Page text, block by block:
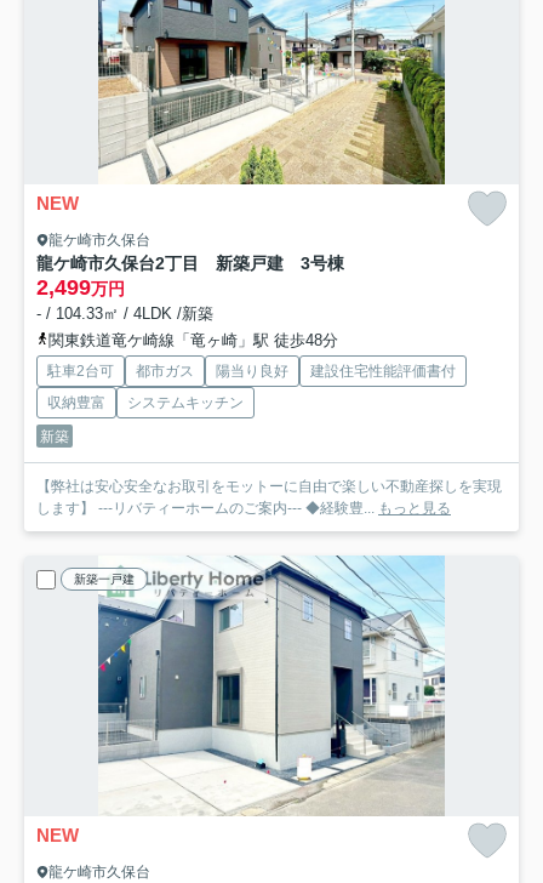
NEW
龍ケ崎市久保台
龍ケ崎市久保台2丁目 新築戸建 3号棟
2,499万円
- / 104.33㎡ / 4LDK /新築
関東鉄道竜ケ崎線「竜ヶ崎」駅 徒歩48分
駐車2台可 都市ガス 陽当り良好
建設住宅性能評価書付
収納豊富
システムキッチン
新築
【弊社は安心安全なお取引をモットーに自由で楽しい不動産探しを実現
します】 ---リバティーホームのご案内--- ◆経験豊... もっと見る
新築一戸建
NEW
龍ケ崎市久保台